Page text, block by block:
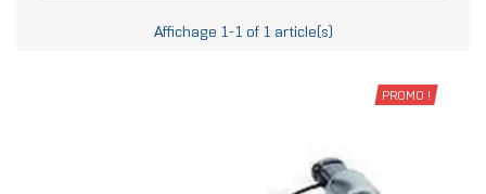
Affichage 1-1 of 1 article(s)
PROMO !